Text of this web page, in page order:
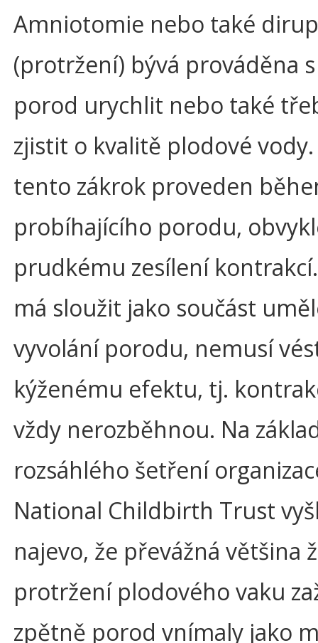
Amniotomie nebo také
(protržení) bývá prováděna
porod urychlit nebo také
zjistit o kvalitě plodové
tento zákrok proveden
probíhajícího porodu,
prudkému zesílení
má sloužit jako součást
vyvolání porodu, nemusí
kýženému efektu, tj.
vždy nerozběhnou. Na
rozsáhlého šetření
National Childbirth Trust
najevo, že převážná většina
protržení plodového vaku
zpětně porod vnímaly jako